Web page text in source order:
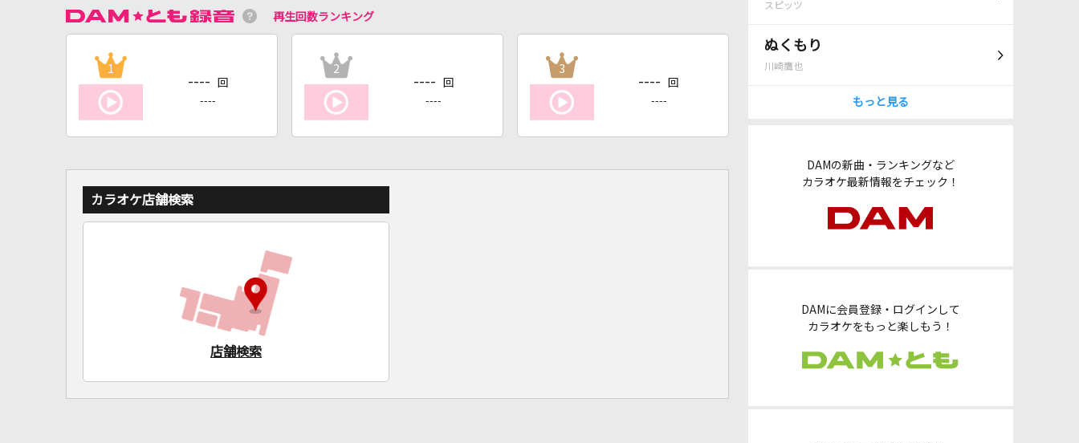
スピッツ
ぬくもり
川崎鷹也
もっと見る
DAMの新曲・ランキングなど
カラオケ最新情報をチェック！
DAMに会員登録・ログインして
カラオケをもっと楽しもう！
再生回数ランキング
1
---- 回
----
2
---- 回
----
3
---- 回
----
カラオケ店舗検索
店舗検索